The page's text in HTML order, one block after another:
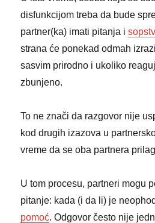
disfunkcijom treba da bude
partner(ka) imati pitanja i
strana će ponekad odmah
sasvim prirodno i ukoliko
zbunjeno.
To ne znači da razgovor nije
kod drugih izazova u
vreme da se oba partnera
U tom procesu, partneri mogu
pitanje: kada (i da li) je
pomoć. Odgovor često nije